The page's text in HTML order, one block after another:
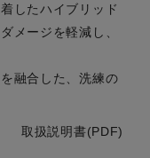
したハイブリッド
メージを軽減し、
融合した、洗練の
取扱説明書(PDF)